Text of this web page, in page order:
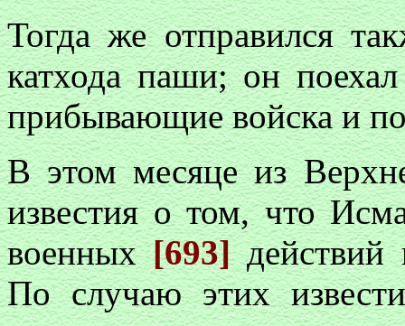
Тогда же отправился
катхода паши; он
прибывающие войска и
В этом месяце из
известия о том, что
военных[693]действий
По случаю этих